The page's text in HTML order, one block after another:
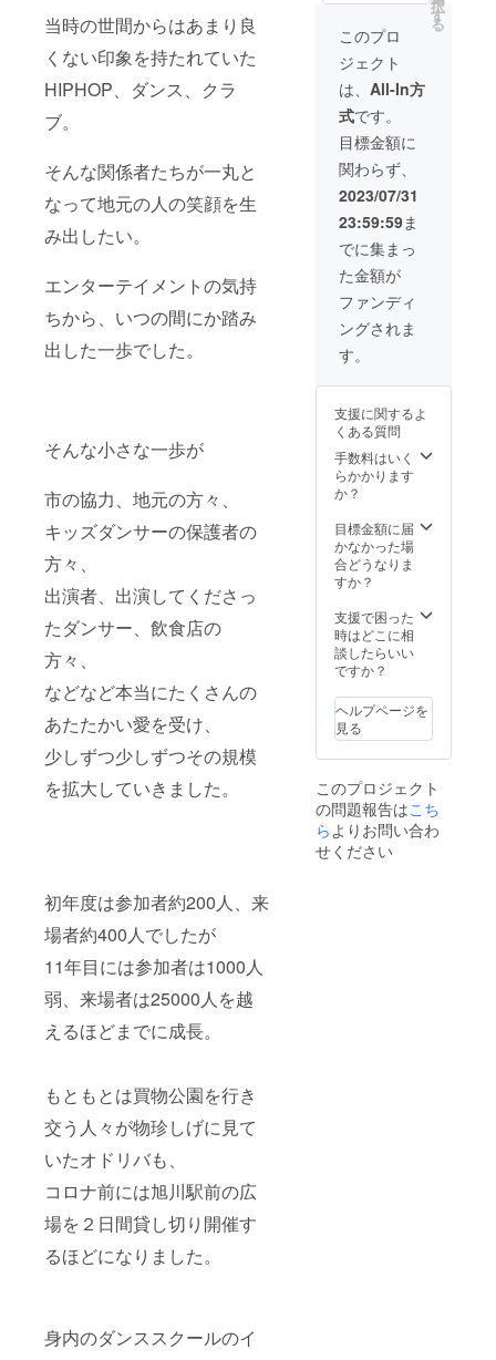
当時の世間からはあまり良
くない印象を持たれていた
HIPHOP、ダンス、クラ
ブ。
そんな関係者たちが一丸と
なって地元の人の笑顔を生
み出したい。
エンターテイメントの気持
ちから、いつの間にか踏み
出した一歩でした。
そんな小さな一歩が
市の協力、地元の方々、
キッズダンサーの保護者の
方々、
出演者、出演してくださっ
たダンサー、飲食店の
方々、
などなど本当にたくさんの
あたたかい愛を受け、
少しずつ少しずつその規模
を拡大していきました。
初年度は参加者約200人、来
場者約400人でしたが
11年目には参加者は1000人
弱、来場者は25000人を越
えるほどまでに成長。
もともとは買物公園を行き
交う人々が物珍しげに見て
いたオドリバも、
コロナ前には旭川駅前の広
場を２日間貸し切り開催す
るほどになりました。
身内のダンススクールのイ
いただ
き、指
定され
たメー
レスに
ダンス
動画を
お送り
いただ
く、そ
れだけ
でOKで
す！ ※
ご支援
いただ
いた方
にはE
ンスト
ラク
ターの
詳細を
お送り
いたし
に今後
の連絡
方法な
たしま
す。 ※
個人と
してで
チーム
でも、
ご利用
いただ
けま
す。
所に設
置され
ます。
※印刷の
内容や
デザイ
ンは担
当者と
メール
にて打
ち合わ
せさせ
ていた
だきま
す。 ※
お申し
込み順
に上か
ら枠を
きま
い履い
てます
よ、で
も大丈
夫です♪
旭川大
雪ア
リーナ
の可能
収容人
員数は
なんと
9000
人!! 存
分にア
ピール
する
チャン
スです!!
日(土)の
20:00、
9月3日
(日)の
10:00〜
20:00い
になり
ます。
※ 公序
良俗に
行為で
なけれ
ば、基
本的に
しても
OKで
す、事
前に
にて実
行委員
と打ち
合わせ
をさせ
す。
2023年
9月2日
(土)、3
日(日)の
両日、
イベン
トの最
初に大
雪ア
リーナ
のス
テージ
にて高
らかに
開会を
叫んで
いただ
きます!!
功はこ
にか
かって
いま
す。 プ
レッ
を乗り
越え
て、愛
を込め
ドリバ
の開幕
を宣誓
してく
い!!! ※
複数人
での宣
誓も可
す。 ※
声が小
さくて
もマイ
クで拾
択
す
る
このプロ
ジェクト
は、 All-In方
式です。
目標金額に
関わらず、
2023/07/31
23:59:59ま
でに集まっ
た金額が
ファンディ
ングされま
す。
支援に関するよ
くある質問
手数料はいく
らかかります
か？
目標金額に届
かなかった場
合どうなりま
すか？
支援で困った
時はどこに相
談したらいい
ですか？
ヘルプページを
見る
このプロジェクト
の問題報告はこち
ら よりお問い合わ
せください